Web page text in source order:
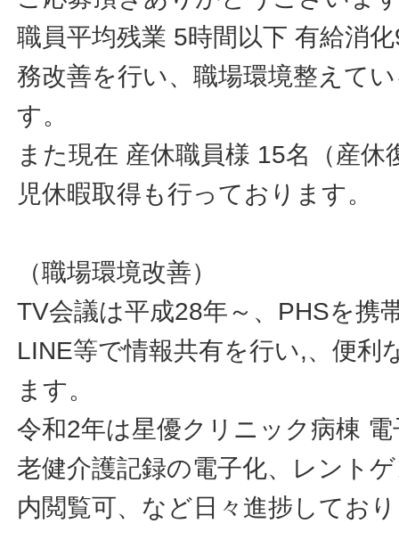
職員平均残業 5時間以下 有給消
務改善を行い、職場環境整えて
す。
また現在 産休職員様 15名（産休
児休暇取得も行っております。
（職場環境改善）
TV会議は平成28年～、PHSを携
LINE等で情報共有を行い,、便利
ます。
令和2年は星優クリニック病棟
老健介護記録の電子化、レント
内閲覧可、など日々進捗してお